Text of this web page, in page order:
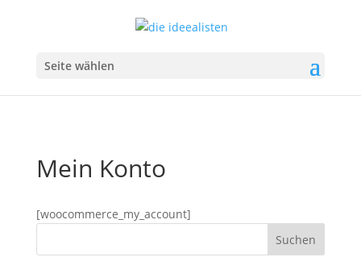
Seite wählen
Mein Konto
[woocommerce_my_account]